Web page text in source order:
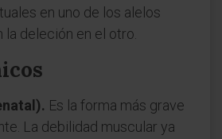
en uno de los alelos
deleción en el otro.
Es la forma más grave
La debilidad muscular ya